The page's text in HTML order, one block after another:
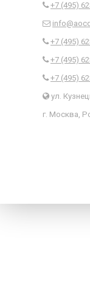
+7 (495)
+7 (495)
+7 (495)
+7 (495)
ул.
г. Москва,